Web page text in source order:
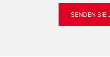
SENDEN SIE